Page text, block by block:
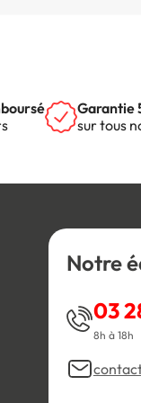
Garantie
sur tous
Notre
03
8h à 18h